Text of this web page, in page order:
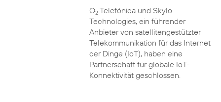
O2Telefónica und Skylo
Technologies, ein führender
Anbieter von satellitengestützter
Telekommunikation für das Internet
der Dinge (IoT), haben eine
Partnerschaft für globale IoT-
Konnektivität geschlossen.